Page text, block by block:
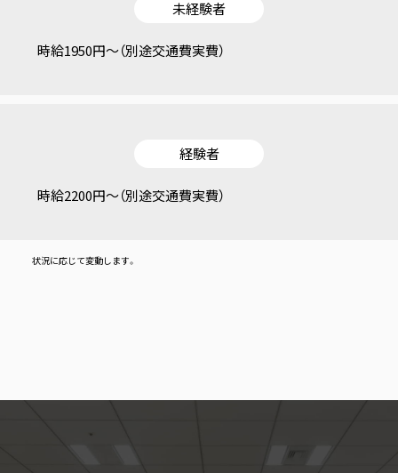
未経験者
時給1950円〜（別途交通費実費）
経験者
時給2200円〜（別途交通費実費）
状況に応じて変動します。